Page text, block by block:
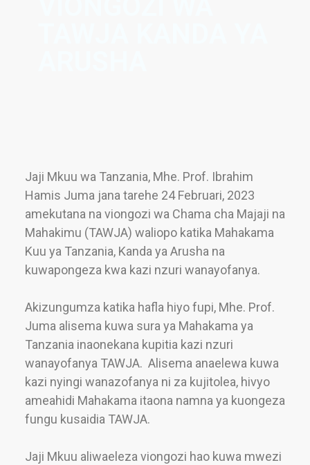
Jaji Mkuu wa Tanzania, Mhe. Prof. Ibrahim
Hamis Juma jana tarehe 24 Februari, 2023
amekutana na viongozi wa Chama cha Majaji na
Mahakimu (TAWJA) waliopo katika Mahakama
Kuu ya Tanzania, Kanda ya Arusha na
kuwapongeza kwa kazi nzuri wanayofanya.
Akizungumza katika hafla hiyo fupi, Mhe. Prof.
Juma alisema kuwa sura ya Mahakama ya
Tanzania inaonekana kupitia kazi nzuri
wanayofanya TAWJA. Alisema anaelewa kuwa
kazi nyingi wanazofanya ni za kujitolea, hivyo
ameahidi Mahakama itaona namna ya kuongeza
fungu kusaidia TAWJA.
Jaji Mkuu aliwaeleza viongozi hao kuwa mwezi